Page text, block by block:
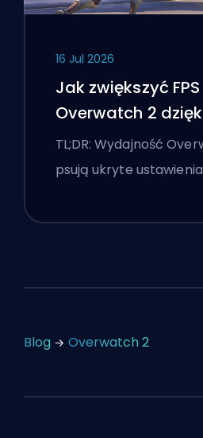
16 Jul 2026
Jak zwiększyć
Overwatch 2
najlepszym
TL;DR: Wydajność
psują ukryte
Blog Overwatch 2